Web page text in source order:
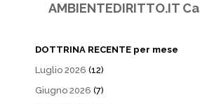
AMBIENTEDIRITTO.IT
DOTTRINA RECENTE per mese
Luglio 2026 (12)
Giugno 2026 (7)